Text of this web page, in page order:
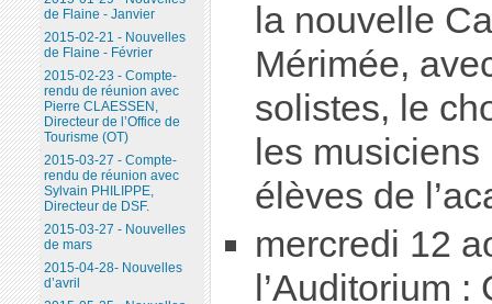
la nouvelle
Mérimée,
solistes, le
les
élèves de
mercredi 12
l’Auditorium
de Flaine - Janvier
2015-02-21 - Nouvelles
de Flaine - Février
2015-02-23 - Compte-
rendu de réunion avec
Pierre CLAESSEN,
Directeur de l’Office de
Tourisme (OT)
2015-03-27 - Compte-
rendu de réunion avec
Sylvain PHILIPPE,
Directeur de DSF.
2015-03-27 - Nouvelles
de mars
2015-04-28- Nouvelles
d’avril